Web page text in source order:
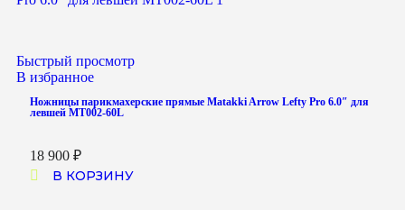
Быстрый просмотр
В избранное
Ножницы парикмахерские прямые Matakki Arrow Lefty Pro 6.0″ для
левшей MT002-60L
18 900 ₽
В КОРЗИНУ